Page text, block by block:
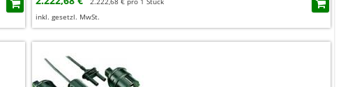
inkl. gesetzl. MwSt.